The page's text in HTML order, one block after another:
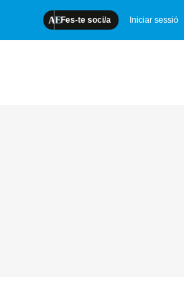
Fes-te soci/a Iniciar sessió